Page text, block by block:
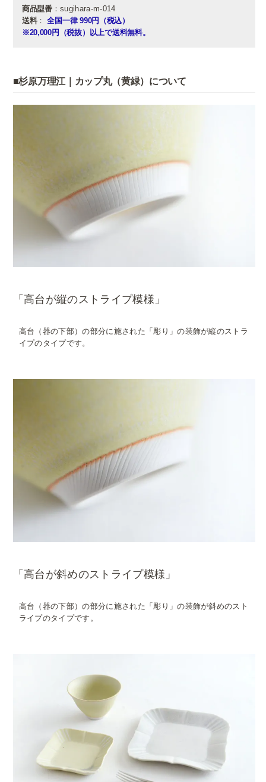
商品型番：sugihara-m-014
送料： 全国一律 990円（税込）
※20,000円（税抜）以上で送料無料。
■杉原万理江｜カップ丸（黄緑）について
「高台が縦のストライプ模様」
高台（器の下部）の部分に施された「彫り」の装飾が縦のストラ
イプのタイプです。
「高台が斜めのストライプ模様」
高台（器の下部）の部分に施された「彫り」の装飾が斜めのスト
ライプのタイプです。